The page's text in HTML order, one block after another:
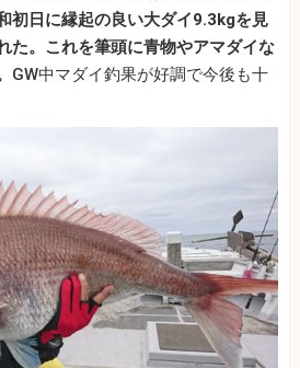
初日に縁起の良い大ダイ9.3kgを見
た。これを筆頭に青物やアマダイな
GW中マダイ釣果が好調で今後も十